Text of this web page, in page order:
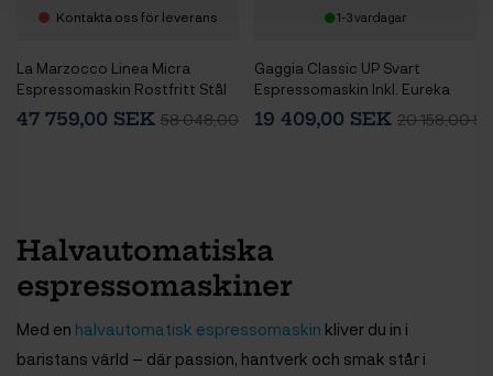
Kontakta oss för leverans
La Marzocco Linea Micra
Espressomaskin Rostfritt Stål
Inkl. Eureka Atom W 65 Casa
Mattsvart Espressokvarn
47 759,00 SEK 58 048,00 SEK
1-3 vardagar
Gaggia Classic UP Svart
Espressomaskin Inkl. Eureka
Mignon Zero 65 Speedy
Mattsvart Espressokvarn
19 409,00 SEK 20 158,00
Halvautomatiska
espressomaskiner
Med en halvautomatisk espressomaskin kliver du in i
baristans värld – där passion, hantverk och smak står i